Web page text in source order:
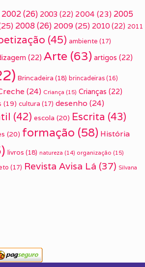
2002(26) 2003 (22) 2004 (23) 2005
2008(26) 2009(25) 2010 (22) 2011
(45) ambiente (17)
(22) Arte (63) artigos (22)
Brincadeira (18) brincadeiras (16)
(24) Criança (15) Crianças (22)
(19) cultura (17) desenho (24)
(42) escola (20) Escrita (43)
(20) formação (58) História
livros (18) natureza (14) organização (15)
(17) Revista Avisa Lá (37) Silvana